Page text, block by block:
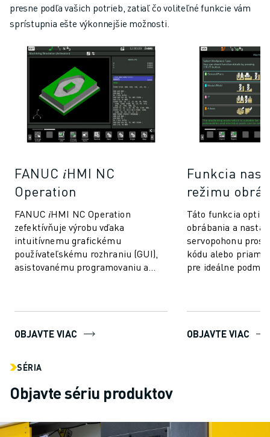
presne podľa vašich potrieb, zatiaľ čo voliteľné funkcie vám
sprístupnia ešte výkonnejšie možnosti.
FANUC 𝑖HMI NC
Operation
FANUC 𝑖HMI NC Operation
zefektívňuje výrobu vďaka
intuitívnemu grafickému
používateľskému rozhraniu (GUI),
asistovanému programovaniu a
OBJAVTE VIAC
Funkcia
režimu
Táto funkcia
obrábania a
servopohonu
kódu alebo priamo
pre ideálne
OBJAVTE VIAC
SÉRIA
Objavte sériu produktov